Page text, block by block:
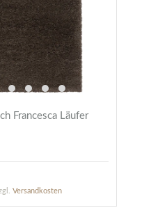
Francesca Läufer
Versandkosten